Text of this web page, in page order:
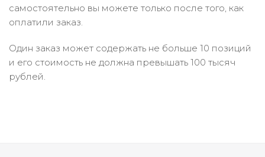
самостоятельно вы можете только после того, как
оплатили заказ.
Один заказ может содержать не больше 10 позиций
и его стоимость не должна превышать 100 тысяч
рублей.